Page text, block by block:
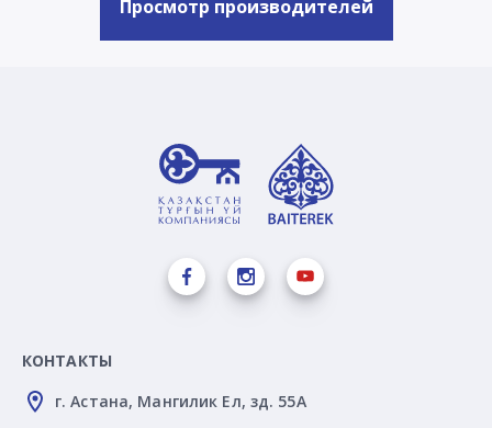
Просмотр производителей
КОНТАКТЫ
г. Астана, Мангилик Ел, зд. 55А